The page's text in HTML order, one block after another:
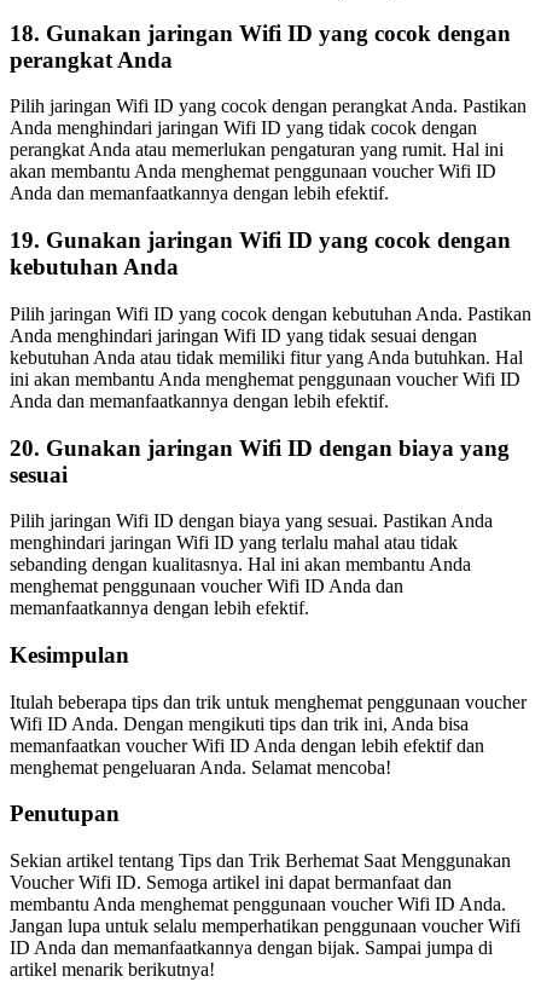
18. Gunakan jaringan Wifi ID yang cocok dengan
perangkat Anda
Pilih jaringan Wifi ID yang cocok dengan perangkat Anda. Pastikan
Anda menghindari jaringan Wifi ID yang tidak cocok dengan
perangkat Anda atau memerlukan pengaturan yang rumit. Hal ini
akan membantu Anda menghemat penggunaan voucher Wifi ID
Anda dan memanfaatkannya dengan lebih efektif.
19. Gunakan jaringan Wifi ID yang cocok dengan
kebutuhan Anda
Pilih jaringan Wifi ID yang cocok dengan kebutuhan Anda. Pastikan
Anda menghindari jaringan Wifi ID yang tidak sesuai dengan
kebutuhan Anda atau tidak memiliki fitur yang Anda butuhkan. Hal
ini akan membantu Anda menghemat penggunaan voucher Wifi ID
Anda dan memanfaatkannya dengan lebih efektif.
20. Gunakan jaringan Wifi ID dengan biaya yang
sesuai
Pilih jaringan Wifi ID dengan biaya yang sesuai. Pastikan Anda
menghindari jaringan Wifi ID yang terlalu mahal atau tidak
sebanding dengan kualitasnya. Hal ini akan membantu Anda
menghemat penggunaan voucher Wifi ID Anda dan
memanfaatkannya dengan lebih efektif.
Kesimpulan
Itulah beberapa tips dan trik untuk menghemat penggunaan voucher
Wifi ID Anda. Dengan mengikuti tips dan trik ini, Anda bisa
memanfaatkan voucher Wifi ID Anda dengan lebih efektif dan
menghemat pengeluaran Anda. Selamat mencoba!
Penutupan
Sekian artikel tentang Tips dan Trik Berhemat Saat Menggunakan
Voucher Wifi ID. Semoga artikel ini dapat bermanfaat dan
membantu Anda menghemat penggunaan voucher Wifi ID Anda.
Jangan lupa untuk selalu memperhatikan penggunaan voucher Wifi
ID Anda dan memanfaatkannya dengan bijak. Sampai jumpa di
artikel menarik berikutnya!